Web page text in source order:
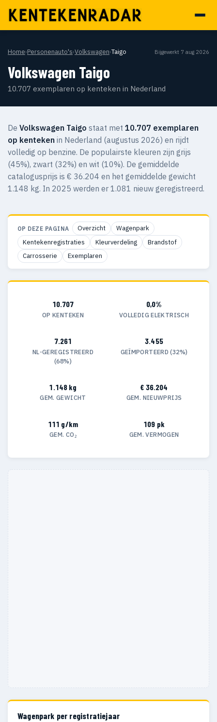
Home›Personenauto's›Volkswagen›Taigo Bijgewerkt 7 aug 2026
Volkswagen Taigo
10.707 exemplaren op kenteken in Nederland
De Volkswagen Taigo staat met 10.707 exemplaren
op kenteken in Nederland (augustus 2026) en rijdt
volledig op benzine. De populairste kleuren zijn grijs
(45%), zwart (32%) en wit (10%). De gemiddelde
catalogusprijs is € 36.204 en het gemiddelde gewicht
1.148 kg. In 2025 werden er 1.081 nieuw geregistreerd.
OP DEZE PAGINA Overzicht
Wagenpark
Kentekenregistraties
Kleurverdeling
Brandstof
Carrosserie
Exemplaren
10.707
OP KENTEKEN
0,0%
VOLLEDIG ELEKTRISCH
7.261
NL-GEREGISTREERD
(68%)
3.455
GEÏMPORTEERD (32%)
1.148 kg
GEM. GEWICHT
€ 36.204
GEM. NIEUWPRIJS
111 g/km
GEM. CO₂
109 pk
GEM. VERMOGEN
Wagenpark per registratiejaar